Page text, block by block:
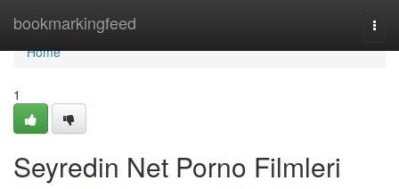
bookmarkingfeed
Home
Home
1
Seyredin Net Porno Filmleri